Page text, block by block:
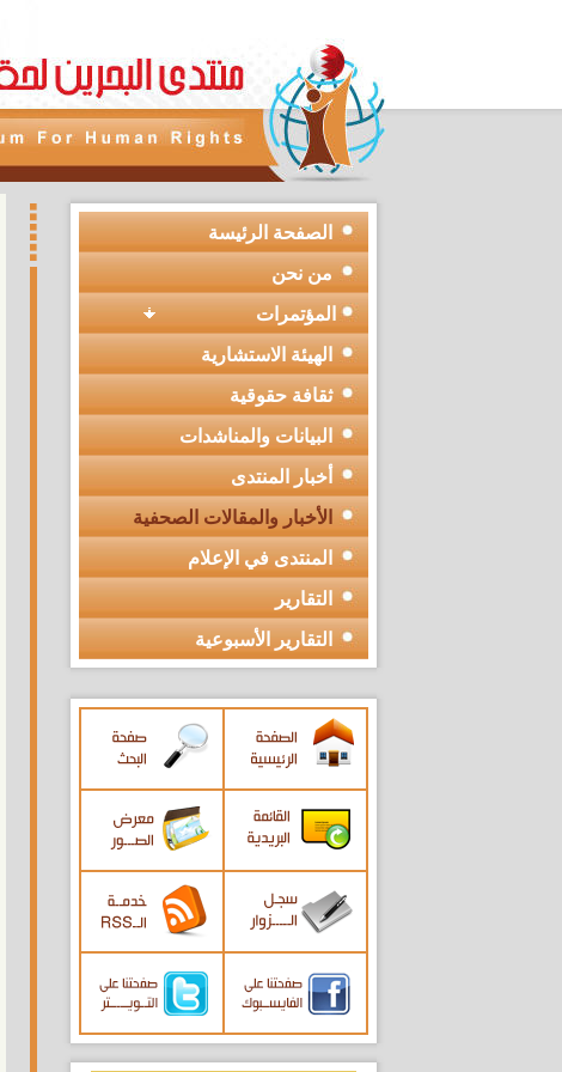
الصفحة الرئيسة
من نحن
المؤتمرات
الهيئة الاستشارية
ثقافة حقوقية
البيانات والمناشدات
أخبار المنتدى
الأخبار والمقالات الصحفية
المنتدى في الإعلام
التقارير
التقارير الأسبوعية